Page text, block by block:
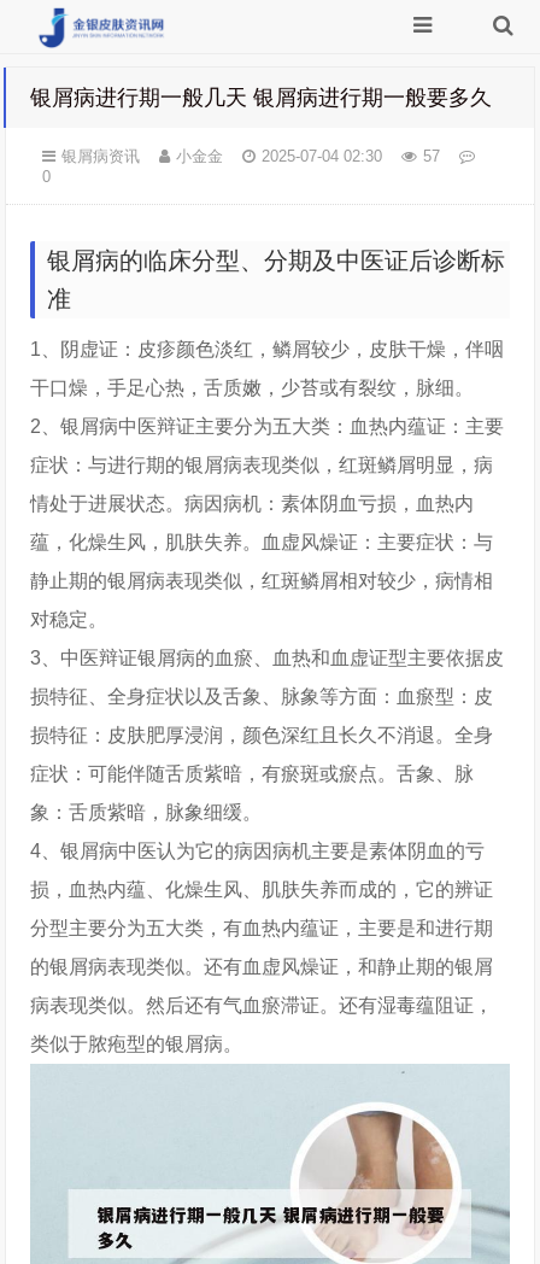
银屑病进行期一般几天 银屑病进行期一般要多久
银屑病资讯 小金金 2025-07-04 02:30
57
0
银屑病的临床分型、分期及中医证后诊断标
准
1、阴虚证：皮疹颜色淡红，鳞屑较少，皮肤干燥，伴咽
干口燥，手足心热，舌质嫩，少苔或有裂纹，脉细。
2、银屑病中医辩证主要分为五大类：血热内蕴证：主要
症状：与进行期的银屑病表现类似，红斑鳞屑明显，病
情处于进展状态。病因病机：素体阴血亏损，血热内
蕴，化燥生风，肌肤失养。血虚风燥证：主要症状：与
静止期的银屑病表现类似，红斑鳞屑相对较少，病情相
对稳定。
3、中医辩证银屑病的血瘀、血热和血虚证型主要依据皮
损特征、全身症状以及舌象、脉象等方面：血瘀型：皮
损特征：皮肤肥厚浸润，颜色深红且长久不消退。全身
症状：可能伴随舌质紫暗，有瘀斑或瘀点。舌象、脉
象：舌质紫暗，脉象细缓。
4、银屑病中医认为它的病因病机主要是素体阴血的亏
损，血热内蕴、化燥生风、肌肤失养而成的，它的辨证
分型主要分为五大类，有血热内蕴证，主要是和进行期
的银屑病表现类似。还有血虚风燥证，和静止期的银屑
病表现类似。然后还有气血瘀滞证。还有湿毒蕴阻证，
类似于脓疱型的银屑病。